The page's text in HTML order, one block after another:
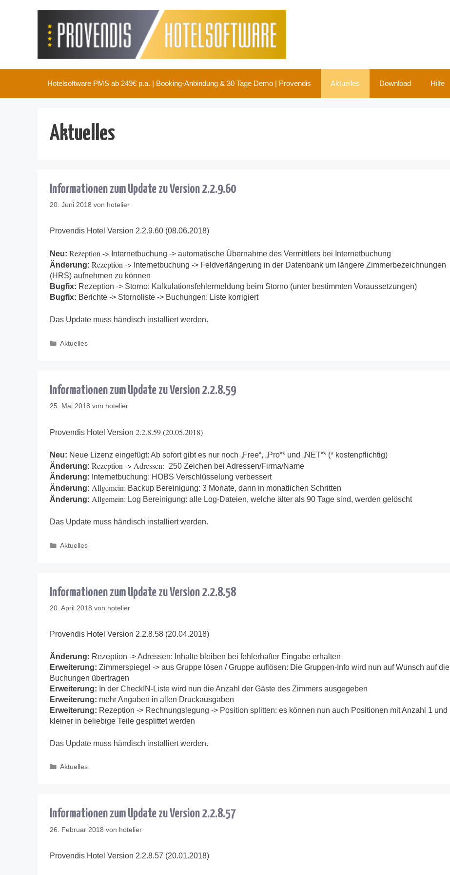
Hotelsoftware PMS ab 249€ p.a. | Booking-Anbindung & 30 Tage Demo | Provendis Aktuelles Download Hilfe
Aktuelles
Informationen zum Update zu Version 2.2.9.60
20. Juni 2018 von hotelier
Provendis Hotel Version 2.2.9.60 (08.06.2018)
Neu: Rezeption -> Internetbuchung -> automatische Übernahme des Vermittlers bei Internetbuchung
Änderung: Rezeption -> Internetbuchung -> Feldverlängerung in der Datenbank um längere Zimmerbezeichnungen
(HRS) aufnehmen zu können
Bugfix: Rezeption -> Storno: Kalkulationsfehlermeldung beim Storno (unter bestimmten Voraussetzungen)
Bugfix: Berichte -> Stornoliste -> Buchungen: Liste korrigiert
Das Update muss händisch installiert werden.
Kategorien
Aktuelles
Informationen zum Update zu Version 2.2.8.59
25. Mai 2018 von hotelier
Provendis Hotel Version 2.2.8.59 (20.05.2018)
Neu: Neue Lizenz eingefügt: Ab sofort gibt es nur noch „Free“, „Pro“* und „NET“* (* kostenpflichtig)
Änderung: Rezeption -> Adressen:
250 Zeichen bei Adressen/Firma/Name
Änderung: Internetbuchung: HOBS Verschlüsselung verbessert
Änderung: Allgemein: Backup Bereinigung: 3 Monate, dann in monatlichen Schritten
Änderung: Allgemein: Log Bereinigung: alle Log-Dateien, welche älter als 90 Tage sind, werden gelöscht
Das Update muss händisch installiert werden.
Kategorien
Aktuelles
Informationen zum Update zu Version 2.2.8.58
20. April 2018 von hotelier
Provendis Hotel Version 2.2.8.58 (20.04.2018)
Änderung: Rezeption -> Adressen: Inhalte bleiben bei fehlerhafter Eingabe erhalten
Erweiterung: Zimmerspiegel -> aus Gruppe lösen / Gruppe auflösen: Die Gruppen-Info wird nun auf Wunsch auf die
Buchungen übertragen
Erweiterung: In der CheckIN-Liste wird nun die Anzahl der Gäste des Zimmers ausgegeben
Erweiterung: mehr Angaben in allen Druckausgaben
Erweiterung: Rezeption -> Rechnungslegung -> Position splitten: es können nun auch Positionen mit Anzahl 1 und
kleiner in beliebige Teile gesplittet werden
Das Update muss händisch installiert werden.
Kategorien
Aktuelles
Informationen zum Update zu Version 2.2.8.57
26. Februar 2018 von hotelier
Provendis Hotel Version 2.2.8.57 (20.01.2018)